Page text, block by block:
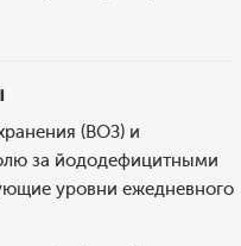
(ВОЗ) и
за йододефицитными
уровни ежедневного